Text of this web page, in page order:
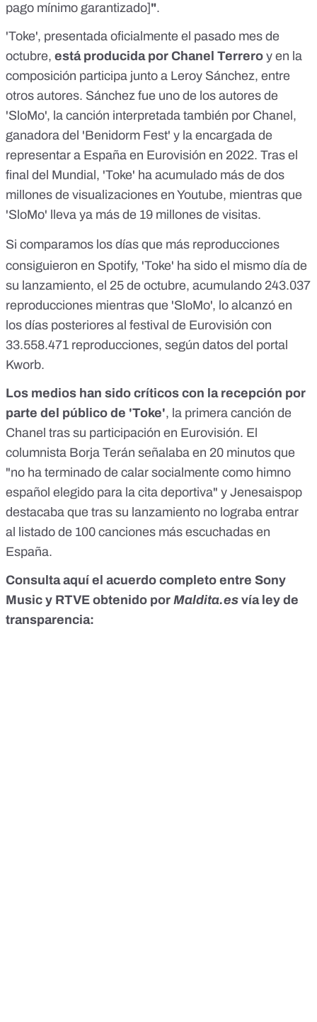
pago mínimo garantizado]".
'Toke', presentada oficialmente el pasado mes de
octubre, está producida por Chanel Terrero y en la
composición participa junto a Leroy Sánchez, entre
otros autores. Sánchez fue uno de los autores de
'SloMo', la canción interpretada también por Chanel,
ganadora del 'Benidorm Fest' y la encargada de
representar a España en Eurovisión en 2022. Tras el
final del Mundial, 'Toke' ha acumulado más de dos
millones de visualizaciones en Youtube, mientras que
'SloMo' lleva ya más de 19 millones de visitas.
Si comparamos los días que más reproducciones
consiguieron en Spotify, 'Toke' ha sido el mismo día de
su lanzamiento, el 25 de octubre, acumulando 243.037
reproducciones mientras que 'SloMo', lo alcanzó en
los días posteriores al festival de Eurovisión con
33.558.471 reproducciones, según datos del portal
Kworb.
Los medios han sido críticos con la recepción por
parte del público de 'Toke', la primera canción de
Chanel tras su participación en Eurovisión. El
columnista Borja Terán señalaba en 20 minutos que
"no ha terminado de calar socialmente como himno
español elegido para la cita deportiva" y Jenesaispop
destacaba que tras su lanzamiento no lograba entrar
al listado de 100 canciones más escuchadas en
España.
Consulta aquí el acuerdo completo entre Sony
Music y RTVE obtenido por Maldita.es vía ley de
transparencia: